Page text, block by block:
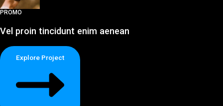
PROMO
Vel proin tincidunt enim aenean
Explore Project